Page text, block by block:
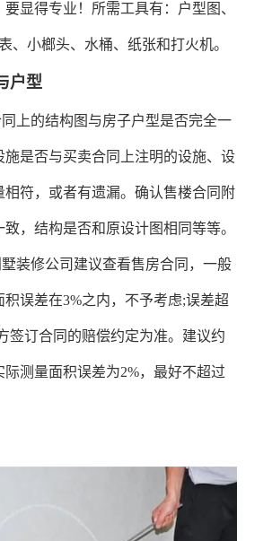
显得专业！所需工具有：户型图、
、小榔头、水桶、纸张和打火机。
户型
上的结构图与房子户型是否完全一
施是否与买卖合同上注明的设施、设
相符，或者有遗漏。确认售楼合同附
致，结构是否和原设计图相同等等。
墅装修公司建议查看售房合同，一般
积误差在3%之内，不予考虑;误差超
签订合同的赔偿约定为准。建议约
际测量面积误差为2%，最好不超过